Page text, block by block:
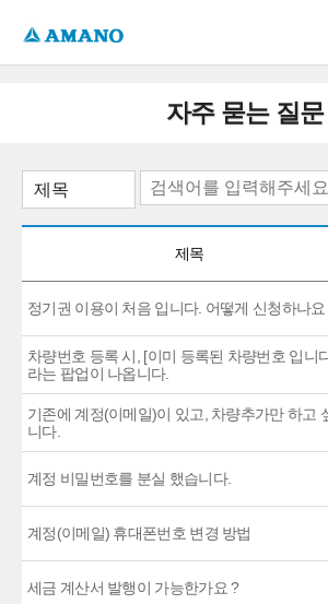
자주 묻는 질문
제목
정기권 이용이 처음 입니다. 어떻게 신청하나요
차량번호 등록 시, [이미 등록된 차량번호 입니
라는 팝업이 나옵니다.
기존에 계정(이메일)이 있고, 차량추가만 하고
니다.
계정 비밀번호를 분실 했습니다.
계정(이메일) 휴대폰번호 변경 방법
세금 계산서 발행이 가능한가요 ?